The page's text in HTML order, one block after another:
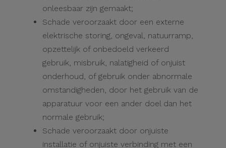
onleesbaar zijn gemaakt;
Schade veroorzaakt door een externe
elektrische storing, ongeval, natuurramp,
opzettelijk of onbedoeld verkeerd
gebruik, misbruik, nalatigheid of onjuist
onderhoud, of gebruik onder abnormale
omstandigheden, door het gebruik van de
apparatuur voor een ander doel dan het
normale gebruik;
Schade veroorzaakt door onjuiste
installatie of onjuiste verbinding met een